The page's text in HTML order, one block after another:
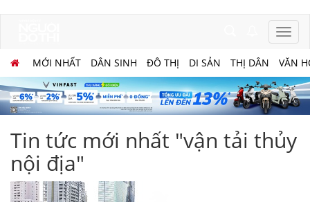
MỚI NHẤT DÂN SINH ĐÔ THỊ DI SẢN THỊ DÂN VĂN
Tin tức mới nhất "vận tải thủy
nội địa"